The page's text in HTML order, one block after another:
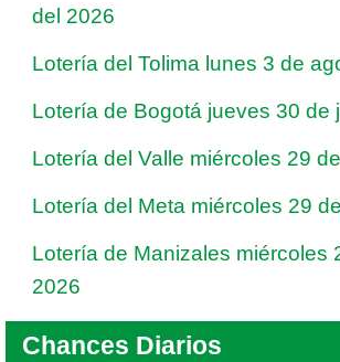
del 2026
Lotería del Tolima lunes 3 de
Lotería de Bogotá jueves 30 de
Lotería del Valle miércoles 29
Lotería del Meta miércoles 29
Lotería de Manizales miércoles
2026
Chances Diarios